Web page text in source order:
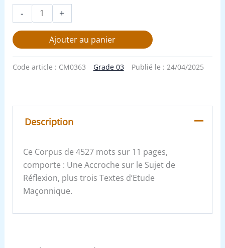
- +
Ajouter au panier
Code article : CM0363 Grade 03 Publié le : 24/04/2025
Description
Ce Corpus de 4527 mots sur 11 pages,
comporte : Une Accroche sur le Sujet de
Réflexion, plus trois Textes d’Etude
Maçonnique.